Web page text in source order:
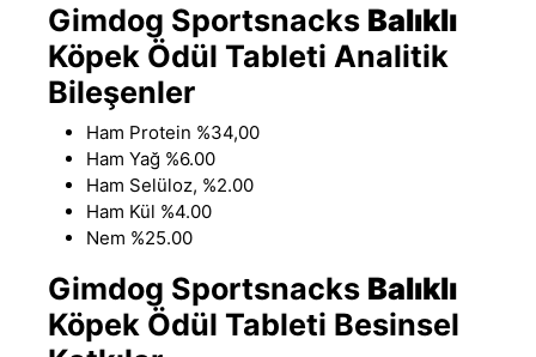
Gimdog Sportsnacks Balıklı
Köpek Ödül Tableti Analitik
Bileşenler
Ham Protein %34,00
Ham Yağ %6.00
Ham Selüloz, %2.00
Ham Kül %4.00
Nem %25.00
Gimdog Sportsnacks Balıklı
Köpek Ödül Tableti Besinsel